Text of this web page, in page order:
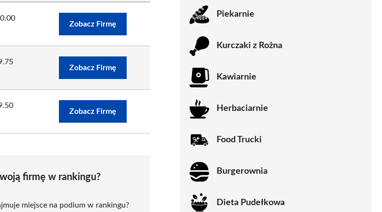
Zobacz Firmę
Zobacz Firmę
Zobacz Firmę
firmę w rankingu?
miejsce na podium w rankingu?
Piekarnie
Kurczaki z Rożna
Kawiarnie
Herbaciarnie
Food Trucki
Burgerownia
Dieta Pudełkowa